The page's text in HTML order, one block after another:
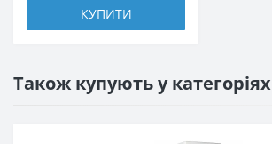
КУПИТИ
Також купують у категоріях